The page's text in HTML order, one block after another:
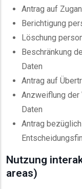
Antrag auf
Berichtigung
Löschung
Beschränkung
Daten
Antrag auf
Anzweiflung der
Daten
Antrag
Nutzung
areas)